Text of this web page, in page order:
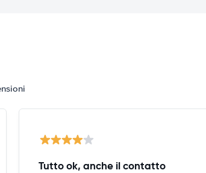
Tutto ok, anche il contatto